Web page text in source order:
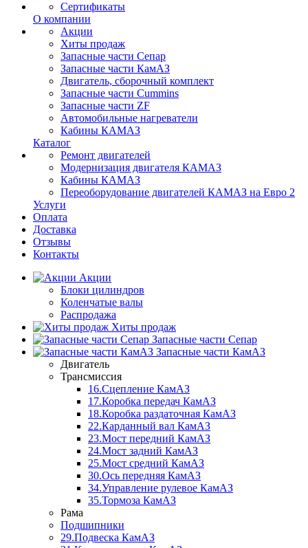
Сертификаты
О компании
Акции
Хиты продаж
Запасные части Сепар
Запасные части КамАЗ
Двигатель, сборочный комплект
Запасные части Cummins
Запасные части ZF
Автомобильные нагреватели
Кабины КАМАЗ
Каталог
Ремонт двигателей
Модернизация двигателя КАМАЗ
Кабины КАМАЗ
Переоборудование двигателей КАМАЗ на Евро 2
Услуги
Оплата
Доставка
Отзывы
Контакты
Акции
Блоки цилиндров
Коленчатые валы
Распродажа
Хиты продаж
Запасные части Сепар
Запасные части КамАЗ
Двигатель
Трансмиссия
16.Сцепление КамАЗ
17.Коробка передач КамАЗ
18.Коробка раздаточная КамАЗ
22.Карданный вал КамАЗ
23.Мост передний КамАЗ
24.Мост задний КамАЗ
25.Мост средний КамАЗ
30.Ось передняя КамАЗ
34.Управление рулевое КамАЗ
35.Тормоза КамАЗ
Рама
Подшипники
29.Подвеска КамАЗ